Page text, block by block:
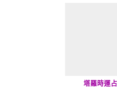
塔羅時運